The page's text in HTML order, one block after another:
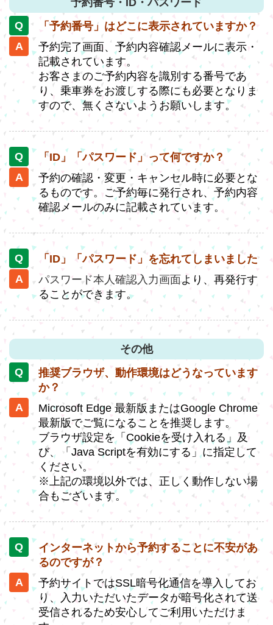
予約番号・ID・パスワード
「予約番号」はどこに表示されていますか？
予約完了画面、予約内容確認メールに表示・
記載されています。
お客さまのご予約内容を識別する番号であ
り、乗車券をお渡しする際にも必要となりま
すので、無くさないようお願いします。
「ID」「パスワード」って何ですか？
予約の確認・変更・キャンセル時に必要とな
るものです。ご予約毎に発行され、予約内容
確認メールのみに記載されています。
「ID」「パスワード」を忘れてしまいました
パスワード本人確認入力画面より、再発行す
ることができます。
その他
推奨ブラウザ、動作環境はどうなっています
か？
Microsoft Edge 最新版またはGoogle Chrome
最新版でご覧になることを推奨します。
ブラウザ設定を「Cookieを受け入れる」及
び、「Java Scriptを有効にする」に指定して
ください。
※上記の環境以外では、正しく動作しない場
合もございます。
インターネットから予約することに不安があ
るのですが？
予約サイトではSSL暗号化通信を導入してお
り、入力いただいたデータが暗号化されて送
受信されるため安心してご利用いただけま